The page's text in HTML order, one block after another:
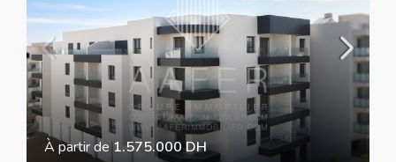
À partir de1.575.000 DH